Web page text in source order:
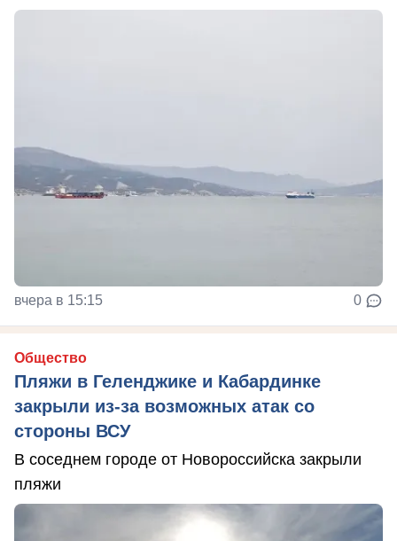
вчера в 15:15 0
Общество
Пляжи в Геленджике и Кабардинке
закрыли из-за возможных атак со
стороны ВСУ
В соседнем городе от Новороссийска закрыли
пляжи